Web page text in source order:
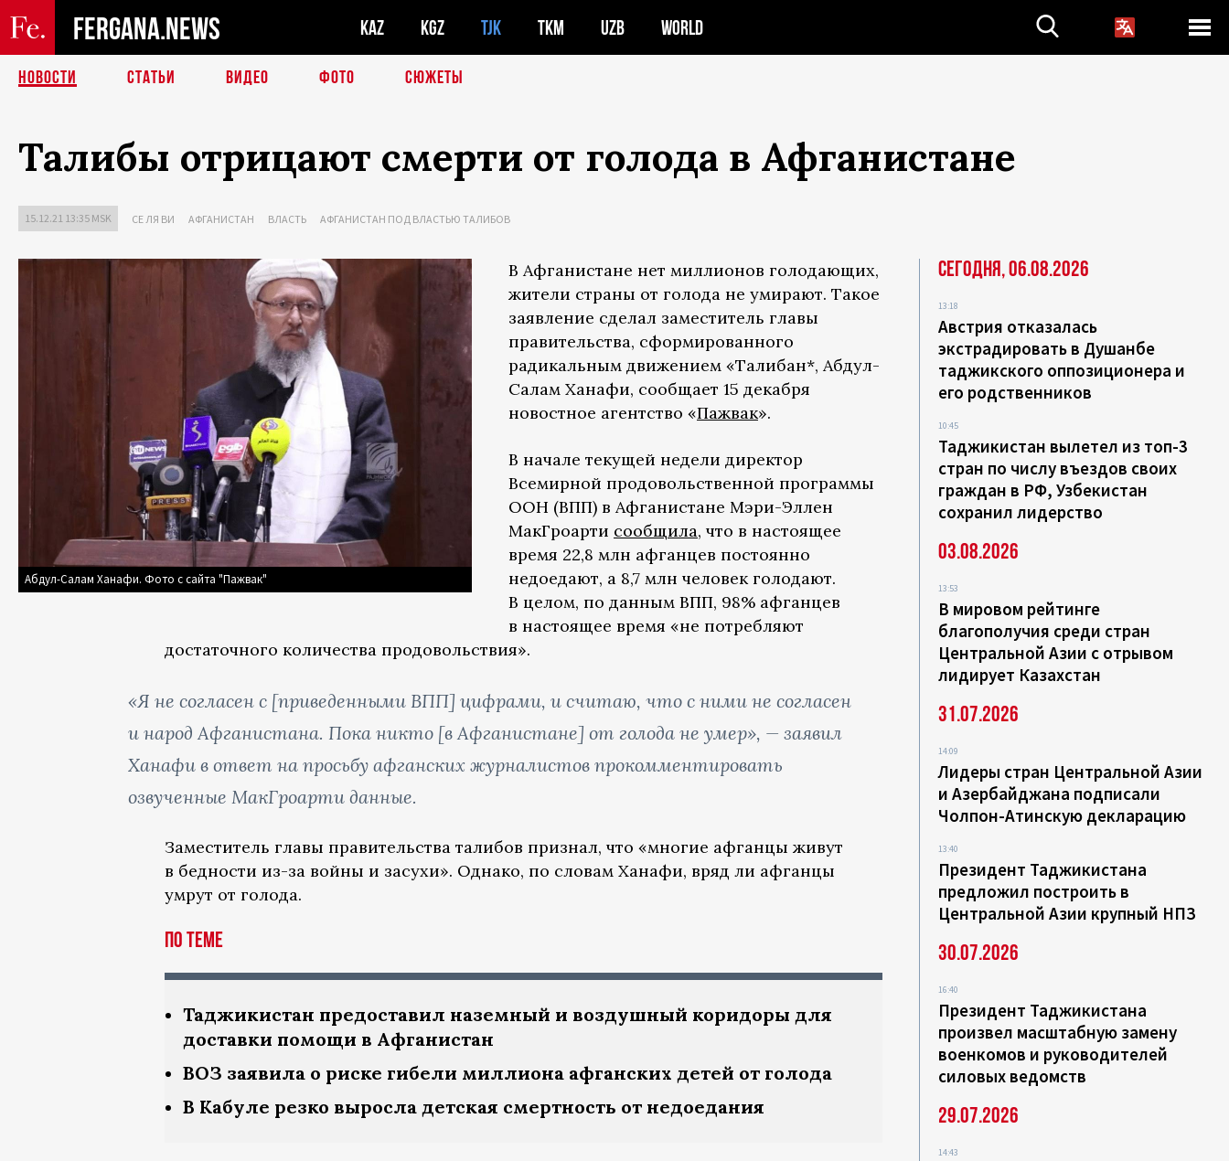
FERGANA.NEWS KAZ KGZ TJK TKM UZB WORLD
НОВОСТИ СТАТЬИ ВИДЕО ФОТО СЮЖЕТЫ
Талибы отрицают смерти от голода в Афганистане
15.12.21 13:35 MSK СЕ ЛЯ ВИ АФГАНИСТАН ВЛАСТЬ АФГАНИСТАН ПОД ВЛАСТЬЮ ТАЛИБОВ
Абдул-Салам Ханафи. Фото с сайта "Пажвак"
В Афганистане нет миллионов голодающих,
жители страны от голода не умирают. Такое
заявление сделал заместитель главы
правительства, сформированного
радикальным движением «Талибан*, Абдул-
Салам Ханафи, сообщает 15 декабря
новостное агентство «Пажвак».
В начале текущей недели директор
Всемирной продовольственной программы
ООН (ВПП) в Афганистане Мэри-Эллен
МакГроарти сообщила, что в настоящее
время 22,8 млн афганцев постоянно
недоедают, а 8,7 млн человек голодают.
В целом, по данным ВПП, 98% афганцев
в настоящее время «не потребляют
достаточного количества продовольствия».
«Я не согласен с [приведенными ВПП] цифрами, и считаю, что с ними не согласен
и народ Афганистана. Пока никто [в Афганистане] от голода не умер», — заявил
Ханафи в ответ на просьбу афганских журналистов прокомментировать
озвученные МакГроарти данные.
Заместитель главы правительства талибов признал, что «многие афганцы живут
в бедности из-за войны и засухи». Однако, по словам Ханафи, вряд ли афганцы
умрут от голода.
По теме
Таджикистан предоставил наземный и воздушный коридоры для
доставки помощи в Афганистан
ВОЗ заявила о риске гибели миллиона афганских детей от голода
В Кабуле резко выросла детская смертность от недоедания
Сегодня, 06.08.2026
13:18
Австрия отказалась
экстрадировать в Душанбе
таджикского оппозиционера и
его родственников
10:45
Таджикистан вылетел из топ-3
стран по числу въездов своих
граждан в РФ, Узбекистан
сохранил лидерство
03.08.2026
13:53
В мировом рейтинге
благополучия среди стран
Центральной Азии с отрывом
лидирует Казахстан
31.07.2026
14:09
Лидеры стран Центральной Азии
и Азербайджана подписали
Чолпон-Атинскую декларацию
13:40
Президент Таджикистана
предложил построить в
Центральной Азии крупный НПЗ
30.07.2026
16:40
Президент Таджикистана
произвел масштабную замену
военкомов и руководителей
силовых ведомств
29.07.2026
14:43